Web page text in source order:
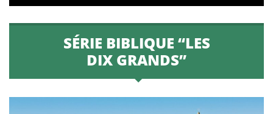
SÉRIE BIBLIQUE “LES
DIX GRANDS”